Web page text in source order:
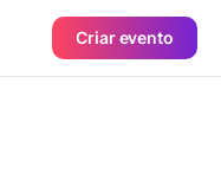
Criar evento